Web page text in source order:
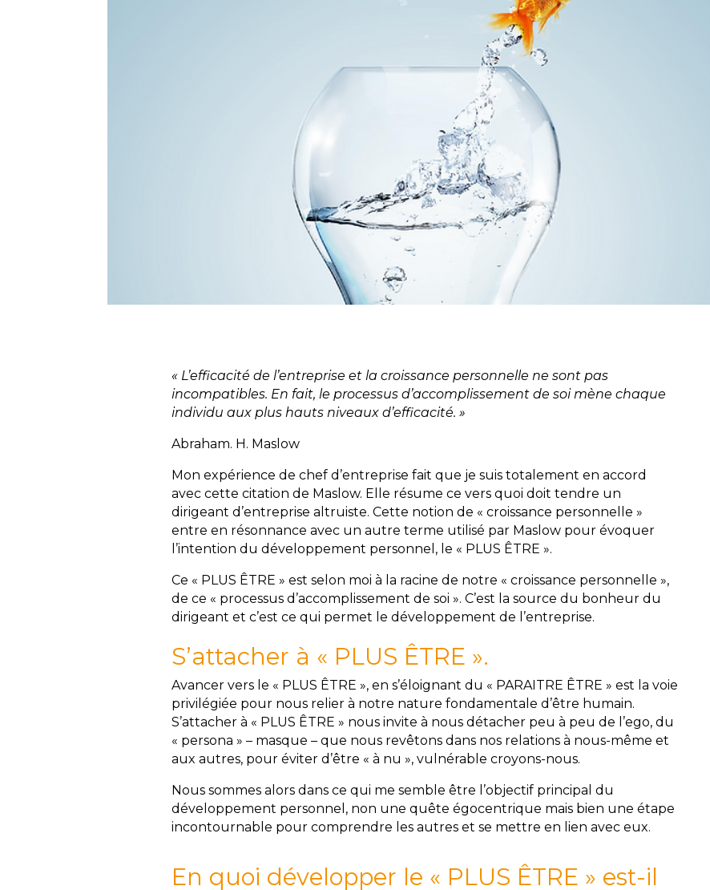
« L’efficacité de l’entreprise et la croissance personnelle ne sont pas
incompatibles. En fait, le processus d’accomplissement de soi mène chaque
individu aux plus hauts niveaux d’efficacité. »
Abraham. H. Maslow
Mon expérience de chef d’entreprise fait que je suis totalement en accord
avec cette citation de Maslow. Elle résume ce vers quoi doit tendre un
dirigeant d’entreprise altruiste. Cette notion de « croissance personnelle »
entre en résonnance avec un autre terme utilisé par Maslow pour évoquer
l’intention du développement personnel, le « PLUS ÊTRE ».
Ce « PLUS ÊTRE » est selon moi à la racine de notre « croissance personnelle »,
de ce « processus d’accomplissement de soi ». C’est la source du bonheur du
dirigeant et c’est ce qui permet le développement de l’entreprise.
S’attacher à « PLUS ÊTRE ».
Avancer vers le « PLUS ÊTRE », en s’éloignant du « PARAITRE ÊTRE » est la voie
privilégiée pour nous relier à notre nature fondamentale d’être humain.
S’attacher à « PLUS ÊTRE » nous invite à nous détacher peu à peu de l’ego, du
« persona » – masque – que nous revêtons dans nos relations à nous-même et
aux autres, pour éviter d’être « à nu », vulnérable croyons-nous.
Nous sommes alors dans ce qui me semble être l’objectif principal du
développement personnel, non une quête égocentrique mais bien une étape
incontournable pour comprendre les autres et se mettre en lien avec eux.
En quoi développer le « PLUS ÊTRE » est-il